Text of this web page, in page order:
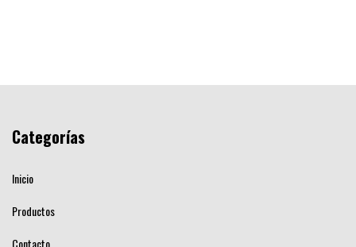
Categorías
Inicio
Productos
Contacto